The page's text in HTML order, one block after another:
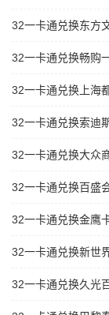
32一卡通兑换东方
32一卡通兑换畅购
32一卡通兑换上海
32一卡通兑换索迪
32一卡通兑换大众
32一卡通兑换百盛
32一卡通兑换金鹰
32一卡通兑换新世
32一卡通兑换久光